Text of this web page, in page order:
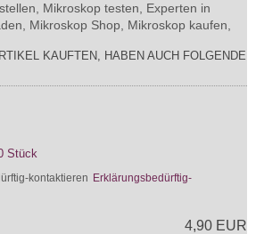
Mikroskop testen, Experten in
Mikroskop Shop, Mikroskop kaufen,
KAUFTEN, HABEN AUCH FOLGENDE
Stück
Erklärungsbedürftig-
4,90 EUR